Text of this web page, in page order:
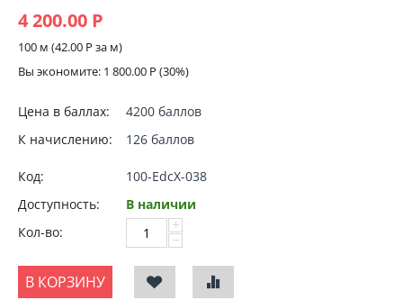
4 200.00 Р
100 м (42.00 Р за м)
Вы экономите: 1 800.00 Р (30%)
Цена в баллах:
4200 баллов
К начислению:
126 баллов
Код:
100-EdcX-038
Доступность:
В наличии
Кол-во:
+
−
В КОРЗИНУ